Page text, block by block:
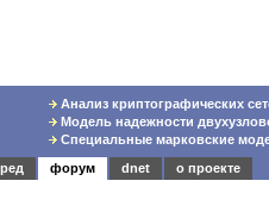
Анализ криптографических
Модель надежности
Специальные марковские
форум dnet
о проекте